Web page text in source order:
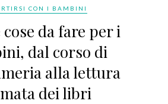
CON I BAMBINI
da fare per i
dal corso di
alla lettura
dei libri